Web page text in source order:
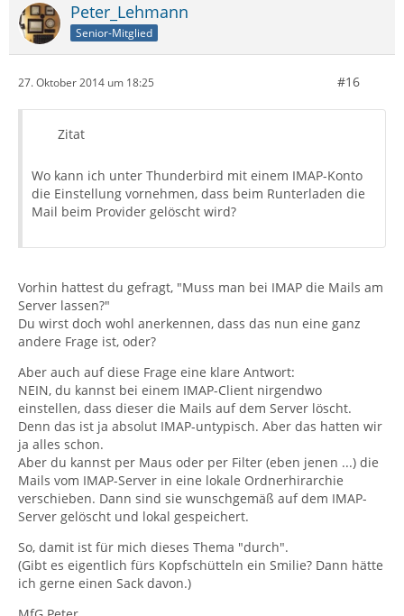
Peter_Lehmann
Senior-Mitglied
27. Oktober 2014 um 18:25 #16
Zitat
Wo kann ich unter Thunderbird mit einem IMAP-Konto
die Einstellung vornehmen, dass beim Runterladen die
Mail beim Provider gelöscht wird?
Vorhin hattest du gefragt, "Muss man bei IMAP die Mails am
Server lassen?"
Du wirst doch wohl anerkennen, dass das nun eine ganz
andere Frage ist, oder?
Aber auch auf diese Frage eine klare Antwort:
NEIN, du kannst bei einem IMAP-Client nirgendwo
einstellen, dass dieser die Mails auf dem Server löscht.
Denn das ist ja absolut IMAP-untypisch. Aber das hatten wir
ja alles schon.
Aber du kannst per Maus oder per Filter (eben jenen ...) die
Mails vom IMAP-Server in eine lokale Ordnerhirarchie
verschieben. Dann sind sie wunschgemäß auf dem IMAP-
Server gelöscht und lokal gespeichert.
So, damit ist für mich dieses Thema "durch".
(Gibt es eigentlich fürs Kopfschütteln ein Smilie? Dann hätte
ich gerne einen Sack davon.)